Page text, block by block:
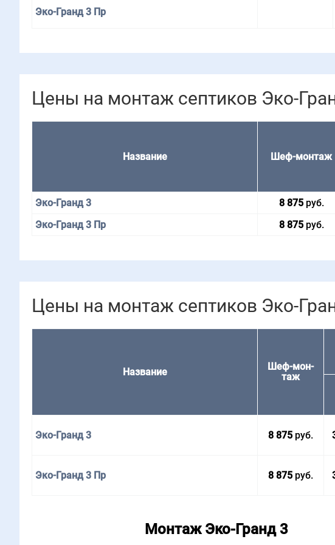
Эко-Гранд 3 Пр
Цены на монтаж септиков Эко-
Назва­ние Шеф-мон­таж
Эко-Гранд 3 8 875руб.
Эко-Гранд 3 Пр
8 875руб.
Цены на монтаж септиков Эко-
Назва­ние
Шеф-мон­
таж
Эко-Гранд 3 8 875 руб.
Эко-Гранд 3 Пр 8 875 руб.
Монтаж Эко-Гранд 3